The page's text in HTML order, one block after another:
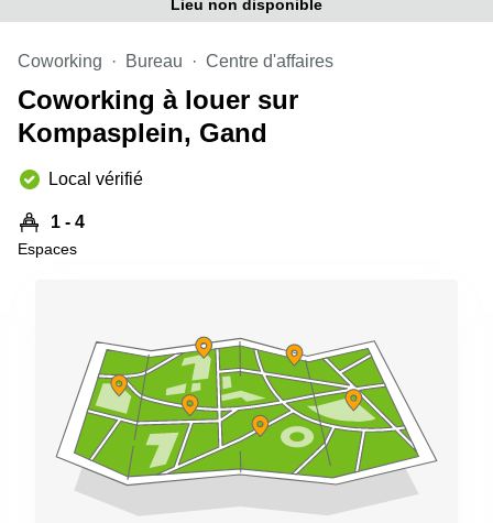
Lieu non disponible
Coworking Bureau Centre d'affaires
Coworking à louer sur
Kompasplein, Gand
Local vérifié
1 - 4
Espaces